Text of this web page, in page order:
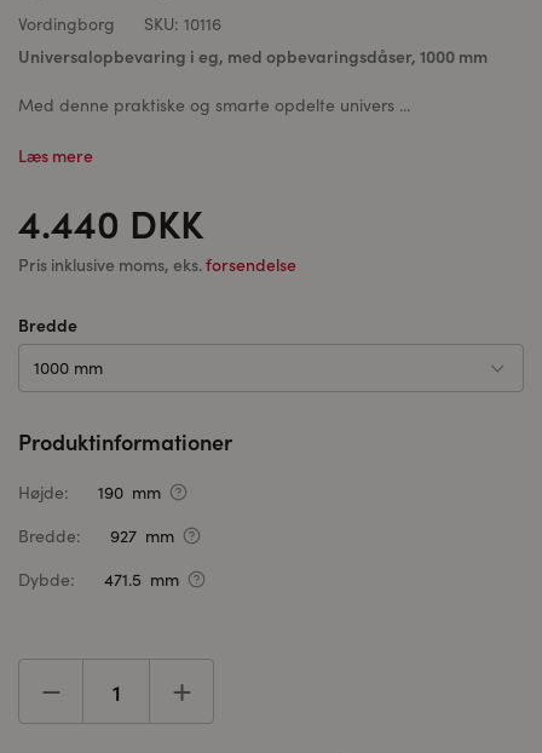
Vordingborg SKU: 10116
Universalopbevaring i eg, med opbevaringsdåser, 1000 mm
Med denne praktiske og smarte opdelte univers ...
Læs mere
4.440 DKK
Pris inklusive moms, eks.forsendelse
Bredde
1000 mm
Produktinformationer
Højde:
190 mm
Bredde:
927 mm
Dybde:
471.5 mm